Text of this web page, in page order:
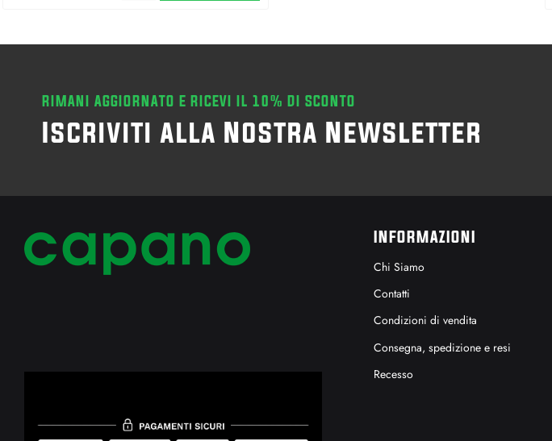
RIMANI AGGIORNATO E RICEVI IL 10% DI SCONTO
Iscriviti alla Nostra Newsletter
INFORMAZIONI
Chi Siamo
Contatti
Condizioni di vendita
Consegna, spedizione e resi
Recesso